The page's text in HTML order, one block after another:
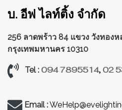
บ. อีฟ ไลท์ติ้ง จำกัด
256 ลาดพร้าว 84 แขวง วังทองห
กรุงเทพมหานคร 10310
Tel : 094 7895514,02
Email :